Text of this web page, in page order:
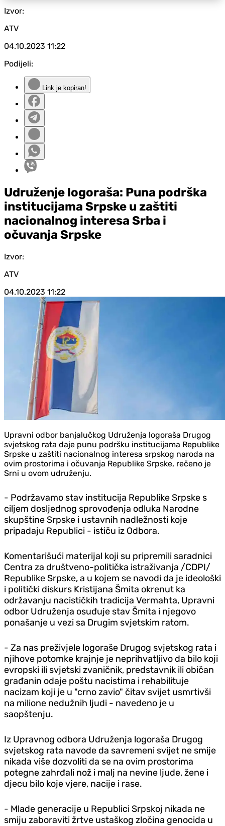
Izvor:
ATV
04.10.2023 11:22
Podijeli:
Link je kopiran!
Udruženje logoraša: Puna podrška
institucijama Srpske u zaštiti
nacionalnog interesa Srba i
očuvanja Srpske
Izvor:
ATV
04.10.2023 11:22
Upravni odbor banjalučkog Udruženja logoraša Drugog
svjetskog rata daje punu podršku institucijama Republike
Srpske u zaštiti nacionalnog interesa srpskog naroda na
ovim prostorima i očuvanja Republike Srpske, rečeno je
Srni u ovom udruženju.
- Podržavamo stav institucija Republike Srpske s
ciljem dosljednog sprovođenja odluka Narodne
skupštine Srpske i ustavnih nadležnosti koje
pripadaju Republici - ističu iz Odbora.
Komentarišući materijal koji su pripremili saradnici
Centra za društveno-politička istraživanja /CDPI/
Republike Srpske, a u kojem se navodi da je ideološki
i politički diskurs Kristijana Šmita okrenut ka
održavanju nacističkih tradicija Vermahta, Upravni
odbor Udruženja osuđuje stav Šmita i njegovo
ponašanje u vezi sa Drugim svjetskim ratom.
- Za nas preživjele logoraše Drugog svjetskog rata i
njihove potomke krajnje je neprihvatljivo da bilo koji
evropski ili svjetski zvaničnik, predstavnik ili običan
građanin odaje poštu nacistima i rehabilituje
nacizam koji je u "crno zavio" čitav svijet usmrtivši
na milione nedužnih ljudi - navedeno je u
saopštenju.
Iz Upravnog odbora Udruženja logoraša Drugog
svjetskog rata navode da savremeni svijet ne smije
nikada više dozvoliti da se na ovim prostorima
potegne zahrđali nož i malj na nevine ljude, žene i
djecu bilo koje vjere, nacije i rase.
- Mlade generacije u Republici Srpskoj nikada ne
smiju zaboraviti žrtve ustaškog zločina genocida u